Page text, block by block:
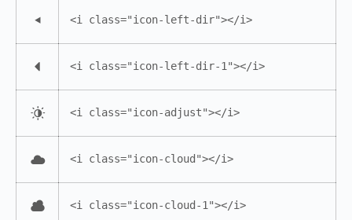
<i class="icon-left-dir"></i>
<i class="icon-left-dir-1"></i>
<i class="icon-adjust"></i>
<i class="icon-cloud"></i>
<i class="icon-cloud-1"></i>